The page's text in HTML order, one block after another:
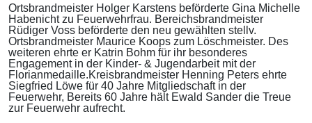
Ortsbrandmeister Holger Karstens beförderte Gina Michelle
Habenicht zu Feuerwehrfrau. Bereichsbrandmeister
Rüdiger Voss beförderte den neu gewählten stellv.
Ortsbrandmeister Maurice Koops zum Löschmeister. Des
weiteren ehrte er Katrin Bohm für ihr besonderes
Engagement in der Kinder- & Jugendarbeit mit der
Florianmedaille.Kreisbrandmeister Henning Peters ehrte
Siegfried Löwe für 40 Jahre Mitgliedschaft in der
Feuerwehr, Bereits 60 Jahre hält Ewald Sander die Treue
zur Feuerwehr aufrecht.